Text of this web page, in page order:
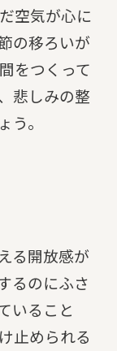
空気が心に
の移ろいが
をつくって
悲しみの整
。
る開放感が
るのにふさ
いること
止められる